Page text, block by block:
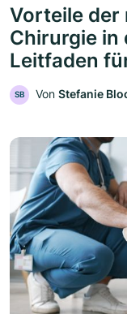
Vorteile der
Chirurgie in
Leitfaden
SB Von Stefanie